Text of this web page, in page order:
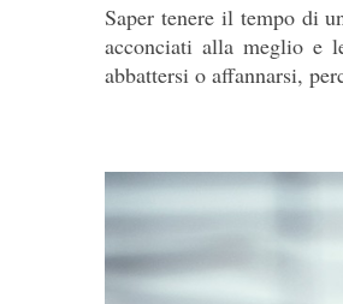
Saper tenere il tempo di
acconciati alla meglio e
abbattersi o affannarsi,